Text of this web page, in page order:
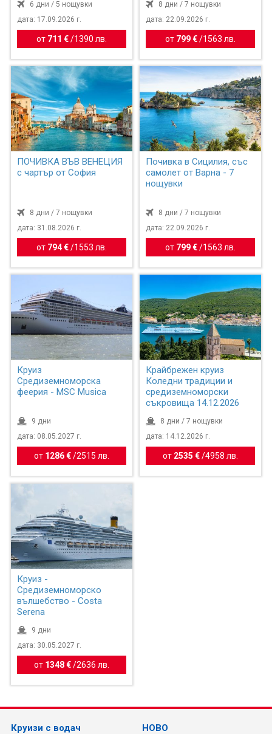
6 дни / 5 нощувки
дата: 17.09.2026 г.
от 711 € / 1390 лв.
8 дни / 7 нощувки
дата: 22.09.2026 г.
от 799 €/ 1563 лв.
ПОЧИВКА ВЪВ ВЕНЕЦИЯ
с чартър от София
8 дни / 7 нощувки
дата: 31.08.2026 г.
от 794 € / 1553 лв.
Почивка в Сицилия, със
самолет от Варна - 7
нощувки
8 дни / 7 нощувки
дата: 22.09.2026 г.
от 799 €/ 1563 лв.
Круиз
Средиземноморска
феерия - MSC Musica
9 дни
дата: 08.05.2027 г.
от 1286 € /2515 лв.
Крайбрежен круиз
Коледни традиции и
средиземноморски
съкровища 14.12.2026
8 дни / 7 нощувки
дата: 14.12.2026 г.
от 2535 €/4958 лв.
Круиз -
Средиземноморско
вълшебство - Costa
Serena
9 дни
дата: 30.05.2027 г.
от 1348 € /2636 лв.
Круизи с водач НОВО